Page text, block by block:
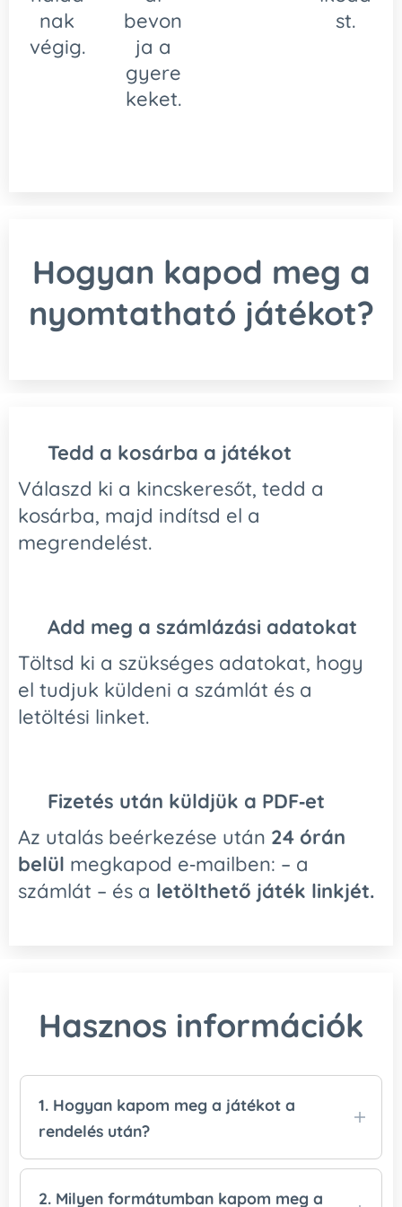
nak
végig.
bevon
ja a
gyere
keket.
st.
Hogyan kapod meg a
nyomtatható játékot?
Tedd a kosárba a játékot
Válaszd ki a kincskeresőt, tedd a
kosárba, majd indítsd el a
megrendelést.
Add meg a számlázási adatokat
Töltsd ki a szükséges adatokat, hogy
el tudjuk küldeni a számlát és a
letöltési linket.
Fizetés után küldjük a PDF‑et
Az utalás beérkezése után 24 órán
belül megkapod e‑mailben: – a
számlát – és a letölthető játék linkjét.
Hasznos információk
1. Hogyan kapom meg a játékot a
rendelés után?
A játékotaz összeg beérkezése utánküldjük
2. Milyen formátumban kapom meg a